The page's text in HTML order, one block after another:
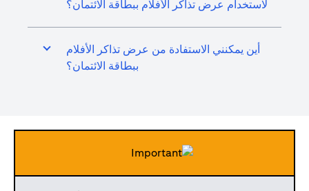
لاستخدام عرض تذاكر الأفلام ببطاقة الائتمان؟
أين يمكنني الاستفادة من عرض تذاكر الأفلام
ببطاقة الائتمان؟